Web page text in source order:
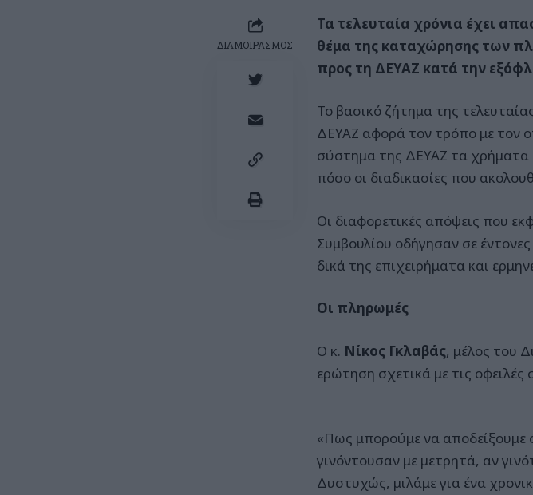
ΔΙΑΜΟΙΡΑΣΜΟΣ
Τα τελευταία χρόνια έχει
θέμα της καταχώρησης των
προς τη ΔΕΥΑΖ κατά την
Το βασικό ζήτημα της
ΔΕΥΑΖ αφορά τον τρόπο με τον
σύστημα της ΔΕΥΑΖ τα χρήματα
πόσο οι διαδικασίες που
Οι διαφορετικές απόψεις που
Συμβουλίου οδήγησαν σε
δικά της επιχειρήματα και
Οι πληρωμές
Ο κ. Νίκος Γκλαβάς, μέλος του
ερώτηση σχετικά με τις
«Πως μπορούμε να αποδείξουμε
γινόντουσαν με μετρητά, αν
Δυστυχώς, μιλάμε για ένα